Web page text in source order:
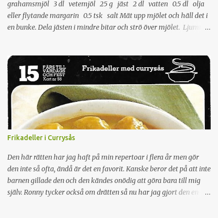
grahamsmjöl 3 dl vetemjöl 25 g jäst 2 dl vatten 0.5 dl olja
eller flytande margarin 0.5 tsk salt Mät upp mjölet och häll det i
en bunke. Dela jästen i mindre bitar och strö över mjölet. Ljumma
upp degen på mjölat bakbord. Rulla ut två längder och dela varje
längd i tio bullar. Strö rikligt med kli på bakbordet och kavla ut
bullen till en tunn kaka ca 15 cm i diameter. Lägg dem efter hand
på plåtar och grädda mitt i ugnen ca 4 minuter. Passa noga så att
de inte blir brända.
Frikadeller i Currysås
Den här rätten har jag haft på min repertoar i flera år men gör
den inte så ofta, ändå är det en favorit. Kanske beror det på att inte
barnen gillade den och den kändes onödig att göra bara till mig
själv. Ronny tycker också om drätten så nu har jag gjort den en